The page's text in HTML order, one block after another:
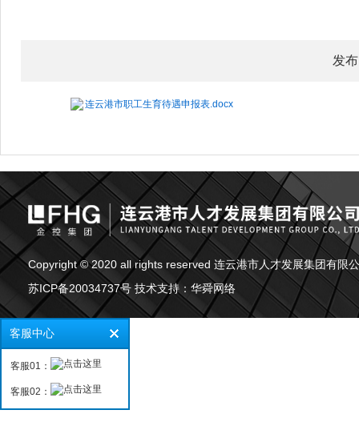
发
连云港市职工生育待遇申报表.docx
Copyright © 2020 all rights reserved 连云港市人才发展集团有限
苏ICP备20034737号 技术支持： 华舜网络
客服中心
客服01：
客服02：